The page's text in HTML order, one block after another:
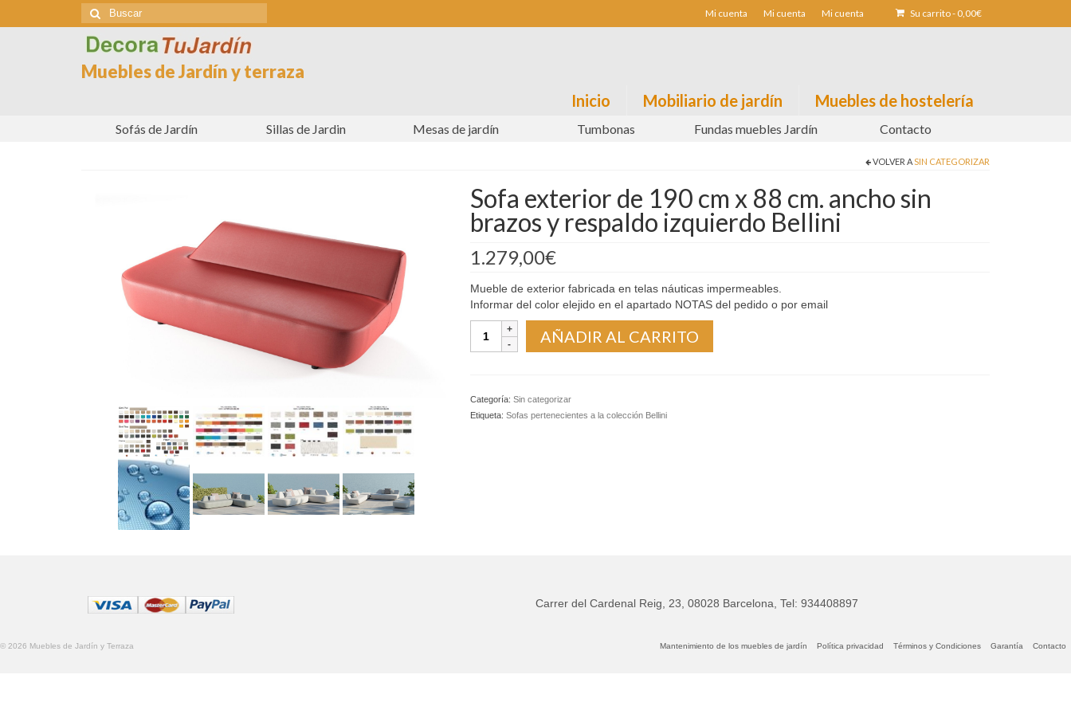
Mi cuenta Mi cuenta Mi cuenta Su carrito- 0,00€
Buscar
por:
Muebles de Jardín y terraza
Inicio Mobiliario de jardín Muebles de hostelería
Sofás de Jardín Sillas de Jardin Mesas de jardín Tumbonas Fundas muebles Jardín Contacto
VOLVER ASIN CATEGORIZAR
Sofa exterior de 190 cm x 88 cm. ancho sin
brazos y respaldo izquierdo Bellini
1.279,00€
Mueble de exterior fabricada en telas náuticas impermeables.
Informar del color elejido en el apartado NOTAS del pedido o por email
exterior
AÑADIR AL CARRITO
Categoría: Sin categorizar
Etiqueta: Sofas pertenecientes a la colección Bellini
Carrer del Cardenal Reig, 23, 08028 Barcelona, Tel: 934408897
Mantenimiento de los muebles de jardín Política privacidad Términos y Condiciones Garantía Contacto
© 2026 Muebles de Jardín y Terraza